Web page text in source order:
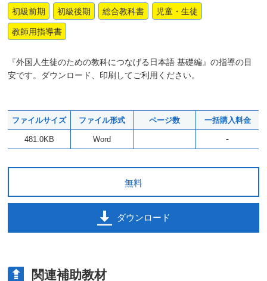
初級前期 初級後期 総合教科書 児童・生徒
教師用指導書
『外国人生徒のための教科につなげる日本語 基礎編』の指導の目
安です。ダウンロード、印刷してご利用ください。
ファイルサイズ ファイル形式 ページ数 一括購入料金
481.0KB Word -
無料
ダウンロード
関連補助教材